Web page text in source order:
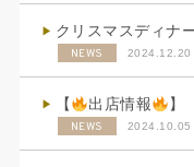
クリスマスディナ
NEWS 2024.12.20
【 出店情報 】
NEWS 2024.10.05